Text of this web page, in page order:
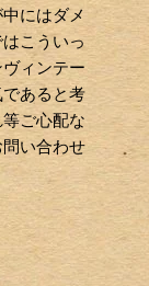
にはダメ
こういっ
ィンテー
あると考
ご心配な
い合わせ